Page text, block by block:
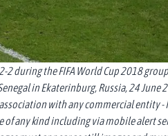
2 during the FIFA World Cup 2018
in Ekaterinburg, Russia, 24 June
association with any commercial entity
of any kind including via mobile alert